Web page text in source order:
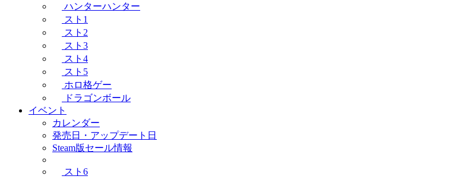
ハンターハンター
スト1
スト2
スト3
スト4
スト5
ホロ格ゲー
ドラゴンボール
イベント
カレンダー
発売日・アップデート日
Steam版セール情報
スト6